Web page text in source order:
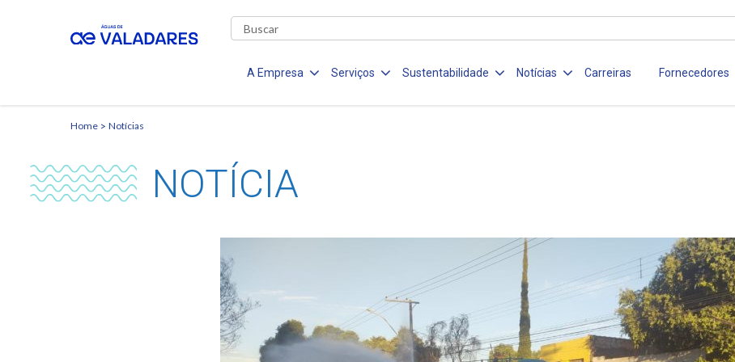
A Empresa Serviços Sustentabilidade Notícias Carreiras Fornecedores
Home Notícias
NOTÍCIA